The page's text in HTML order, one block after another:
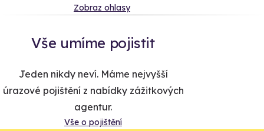
Zobraz ohlasy
Vše umíme pojistit
Jeden nikdy neví. Máme nejvyšší
úrazové pojištění z nabídky zážitkových
agentur.
Vše o pojištění